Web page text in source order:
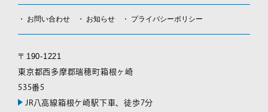
お問い合わせ お知らせ プライバシーポリシー
〒190-1221
東京都西多摩郡瑞穂町箱根ヶ崎
535番5
JR八高線箱根ケ崎駅下車、徒歩7分